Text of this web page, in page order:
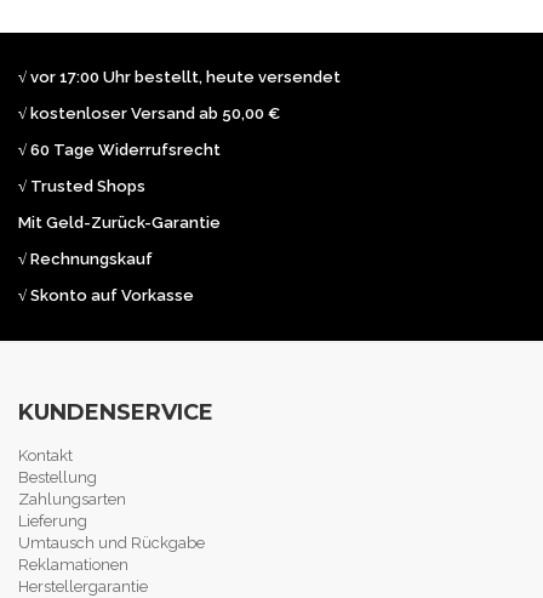
√ vor 17:00 Uhr bestellt, heute versendet
√ kostenloser Versand ab 50,00 €
√ 60 Tage Widerrufsrecht
√ Trusted Shops
Mit Geld-Zurück-Garantie
√ Rechnungskauf
√ Skonto auf Vorkasse
KUNDENSERVICE
Kontakt
Bestellung
Zahlungsarten
Lieferung
Umtausch und Rückgabe
Reklamationen
Herstellergarantie